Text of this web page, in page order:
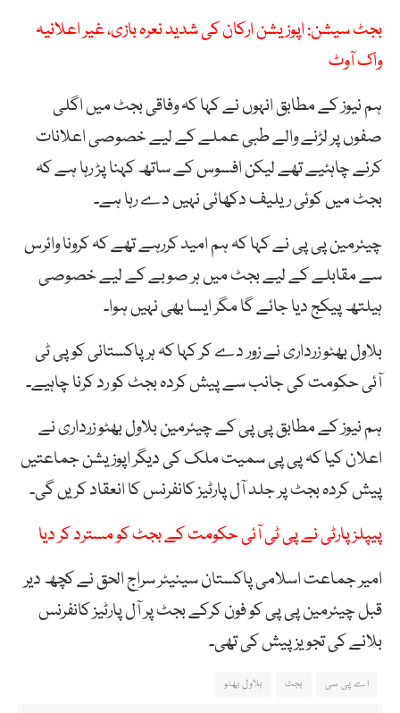
بجٹ سیشن: اپوزیشن ارکان کی شدید نعرہ بازی، غیر اعلانیہ
واک آوٹ
ہم نیوز کے مطابق انہوں نے کہا کہ وفاقی بجٹ میں اگلی
صفوں پر لڑنے والے طبی عملے کے لیے خصوصی اعلانات
کرنے چاہئیے تھے لیکن افسوس کے ساتھ کہنا پڑ رہا ہے کہ
بجٹ میں کوئی ریلیف دکھائی نہیں دے رہا ہے۔
چیئرمین پی پی نے کہا کہ ہم امید کررہے تھے کہ کرونا وائرس
سے مقابلے کے لیے بجٹ میں ہر صوبے کے لیے خصوصی
ہیلتھ پیکج دیا جائے گا مگر ایسا بھی نہیں ہوا۔
بلاول بھٹو زرداری نے زور دے کر کہا کہ ہر پاکستانی کو پی ٹی
آئی حکومت کی جانب سے پیش کردہ بجٹ کو رد کرنا چاہیے۔
ہم نیوز کے مطابق پی پی کے چیئرمین بلاول بھٹو زرداری نے
اعلان کیا کہ پی پی سمیت ملک کی دیگر اپوزیشن جماعتیں
پیش کردہ بجٹ پر جلد آل پارٹیز کانفرنس کا انعقاد کریں گی۔
پیپلزپارٹی نے پی ٹی آئی حکومت کے بجٹ کو مسترد کر دیا
امیر جماعت اسلامی پاکستان سینیٹر سراج الحق نے کچھ دیر
قبل چیئرمین پی پی کو فون کرکے بجٹ پر آل پارٹیز کانفرنس
بلانے کی تجویز پیش کی تھی۔
اے پی سی بجٹ بلاول بھٹو